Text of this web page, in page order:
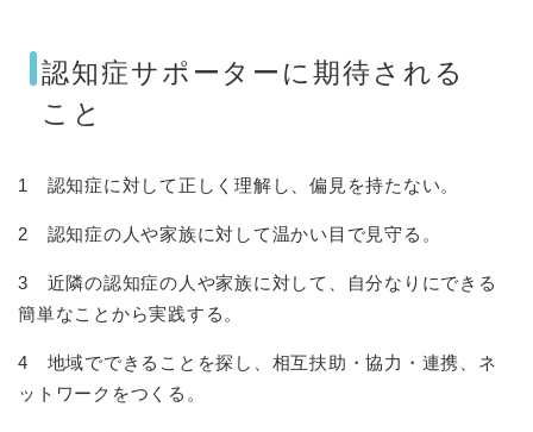
認知症サポーターに期待される
こと
1 認知症に対して正しく理解し、偏見を持たない。
2 認知症の人や家族に対して温かい目で見守る。
3 近隣の認知症の人や家族に対して、自分なりにできる
簡単なことから実践する。
4 地域でできることを探し、相互扶助・協力・連携、ネ
ットワークをつくる。